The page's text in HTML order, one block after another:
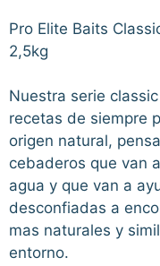
Pro Elite Baits
2,5kg
Nuestra serie
recetas de siempre
origen natural,
cebaderos que van
agua y que van a
desconfiadas a
mas naturales y
entorno.